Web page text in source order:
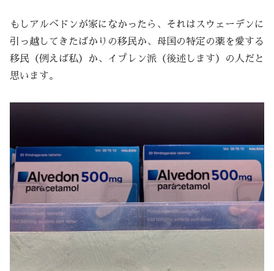
もしアルベドンが家になかったら、それはスウェーデンに
引っ越してきたばかりの移民か、母国の特定の薬を愛する
移民（例えば私）か、イプレン派（後述します）の人だと
思います。